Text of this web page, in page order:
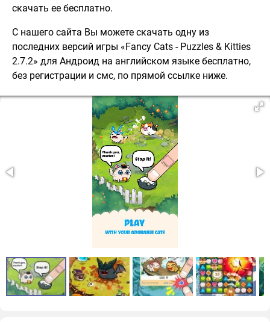
скачать ее бесплатно.
С нашего сайта Вы можете скачать одну из
последних версий игры «Fancy Cats - Puzzles & Kitties
2.7.2» для Андроид на английском языке бесплатно,
без регистрации и смс, по прямой ссылке ниже.